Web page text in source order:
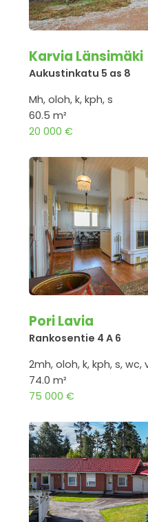
Karvia Länsimäki
Aukustinkatu 5 as 8
Mh, oloh, k, kph, s
60.5 m²
20 000 €
Pori Lavia
Rankosentie 4 A 6
2mh, oloh, k, kph, s, wc,
74.0 m²
75 000 €